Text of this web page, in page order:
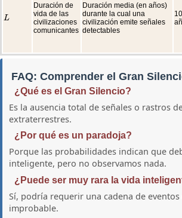
L
L
Duración de
vida de las
civilizaciones
comunicantes
Duración media (en años)
durante la cual una
civilización emite señales
detectables
FAQ: Comprender el Gran
¿Qué es el Gran Silencio?
Es la ausencia total de señales o rastros
extraterrestres.
¿Por qué es un paradoja?
Porque las probabilidades indican que
inteligente, pero no observamos nada.
¿Puede ser muy rara la vida
Sí, podría requerir una cadena de
improbable.